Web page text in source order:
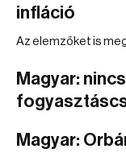
infláció
Az elemzőket is
Magyar:
Magyar: